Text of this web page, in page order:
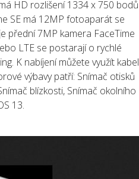
HD rozlišení 1334 x 750 bodů
SE má 12MP fotoaparát se
přední 7MP kamera FaceTime
LTE se postarají o rychlé
K nabíjení můžete využít kabel
výbavy patří: Snímač otisků
blízkosti, Snímač okolního
13.